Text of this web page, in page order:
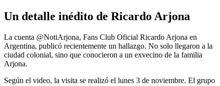
Un detalle inédito de Ricardo Arjona
La cuenta @NotiArjona, Fans Club Oficial Ricardo Arjona en
Argentina, publicó recientemente un hallazgo. No solo llegaron a la
ciudad colonial, sino que conocieron a un exvecino de la familia
Arjona.
Según el video, la visita se realizó el lunes 3 de noviembre. El grupo